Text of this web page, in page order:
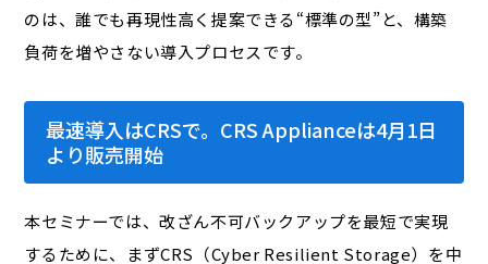
のは、誰でも再現性高く提案できる“標準の型”と、構築
負荷を増やさない導入プロセスです。
最速導入はCRSで。CRS Applianceは4月1日
より販売開始
本セミナーでは、改ざん不可バックアップを最短で実現
するために、まずCRS（Cyber Resilient Storage）を中